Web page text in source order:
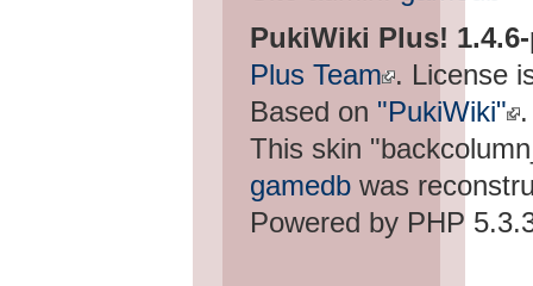
PukiWiki Plus!
Plus Team . License
Based on "PukiWiki" .
This skin
gamedb was
Powered by PHP